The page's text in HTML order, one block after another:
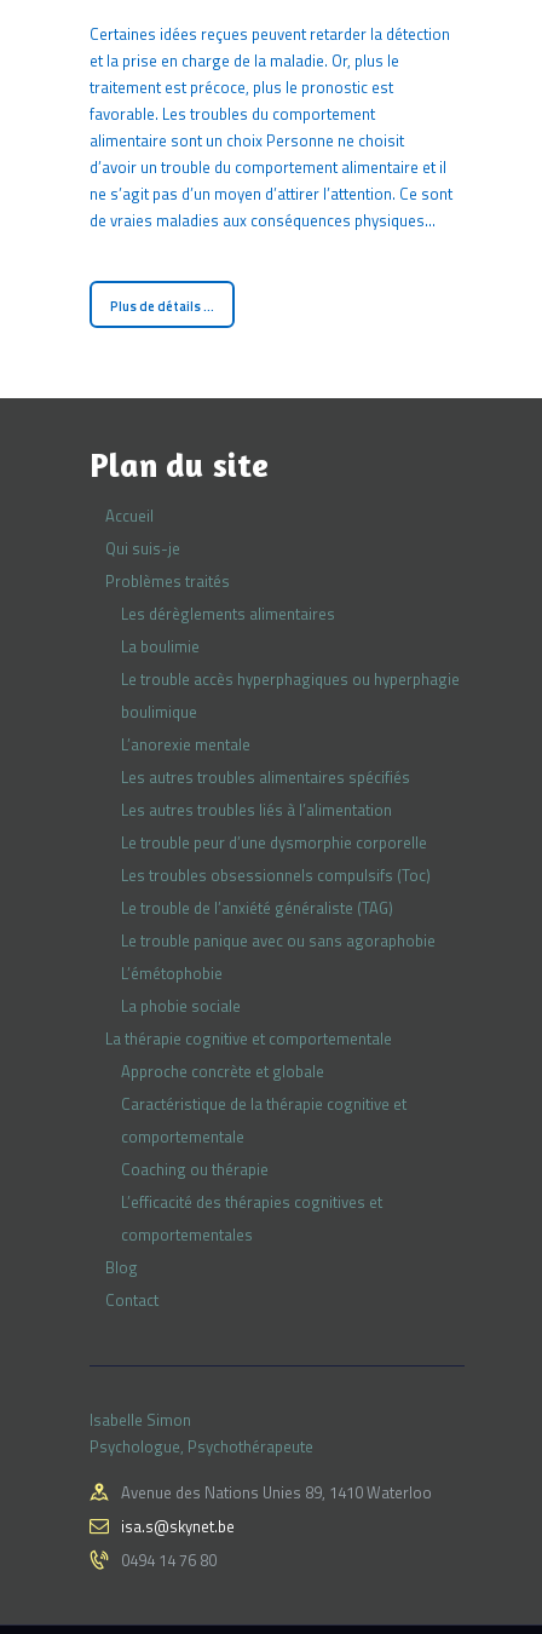
Certaines idées reçues peuvent retarder la détection
et la prise en charge de la maladie. Or, plus le
traitement est précoce, plus le pronostic est
favorable. Les troubles du comportement
alimentaire sont un choix Personne ne choisit
d’avoir un trouble du comportement alimentaire et il
ne s’agit pas d’un moyen d’attirer l’attention. Ce sont
de vraies maladies aux conséquences physiques…
Plus de détails ...
Plan du site
Accueil
Qui suis-je
Problèmes traités
Les dérèglements alimentaires
La boulimie
Le trouble accès hyperphagiques ou hyperphagie
boulimique
L’anorexie mentale
Les autres troubles alimentaires spécifiés
Les autres troubles liés à l’alimentation
Le trouble peur d’une dysmorphie corporelle
Les troubles obsessionnels compulsifs (Toc)
Le trouble de l’anxiété généraliste (TAG)
Le trouble panique avec ou sans agoraphobie
L’émétophobie
La phobie sociale
La thérapie cognitive et comportementale
Approche concrète et globale
Caractéristique de la thérapie cognitive et
comportementale
Coaching ou thérapie
L’efficacité des thérapies cognitives et
comportementales
Blog
Contact
Isabelle Simon
Psychologue, Psychothérapeute
Avenue des Nations Unies 89, 1410 Waterloo
isa.s@skynet.be
0494 14 76 80